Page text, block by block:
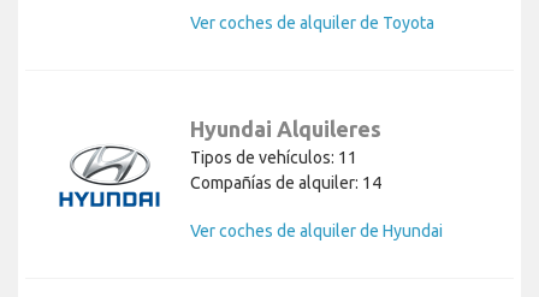
Ver coches de alquiler de Toyota
Hyundai Alquileres
Tipos de vehículos: 11
Compañías de alquiler: 14
Ver coches de alquiler de Hyundai